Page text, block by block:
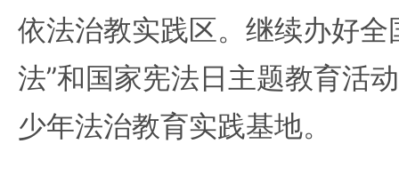
依法治教实践区。继续办好全
法”和国家宪法日主题教育活
少年法治教育实践基地。